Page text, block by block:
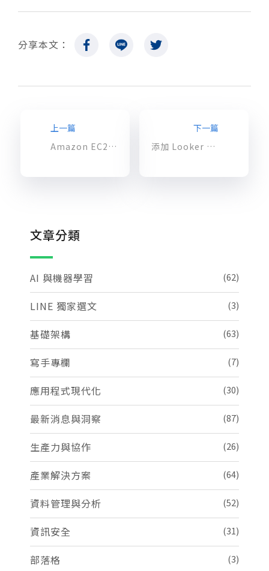
分享本文：
上一篇
Amazon EC2 X2idn 和 X2iedn 提升網路頻寬，可用於記憶體密集型工作負載
下一篇
添加 Looker 增加數據價值，有效透過數據解決商業難題
文章分類
AI 與機器學習 (62)
LINE 獨家選文 (3)
基礎架構 (63)
寫手專欄 (7)
應用程式現代化 (30)
最新消息與洞察 (87)
生產力與協作 (26)
產業解決方案 (64)
資料管理與分析 (52)
資訊安全 (31)
部落格 (3)